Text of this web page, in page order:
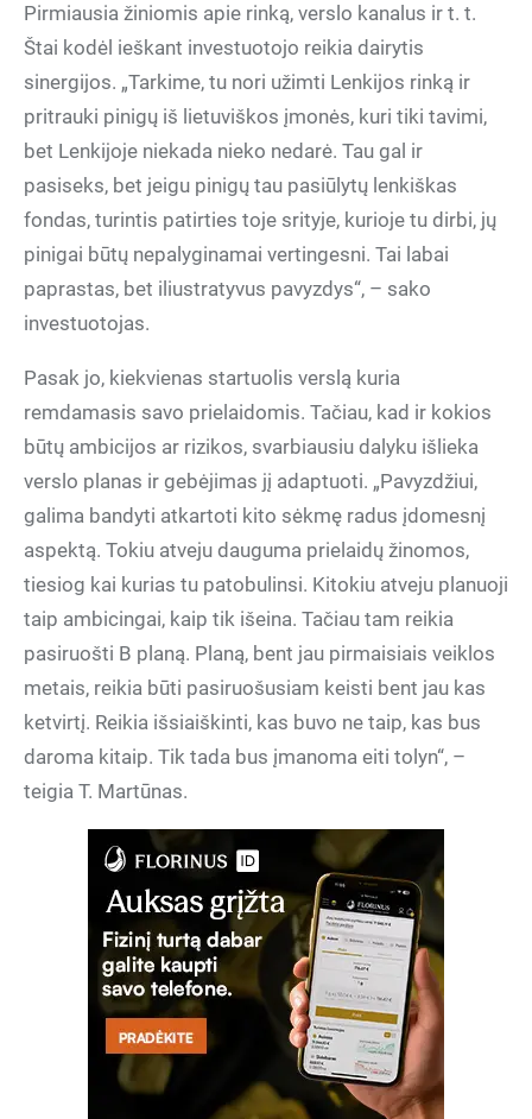
Pirmiausia žiniomis apie rinką, verslo kanalus ir t. t.
Štai kodėl ieškant investuotojo reikia dairytis
sinergijos. „Tarkime, tu nori užimti Lenkijos rinką ir
pritrauki pinigų iš lietuviškos įmonės, kuri tiki tavimi,
bet Lenkijoje niekada nieko nedarė. Tau gal ir
pasiseks, bet jeigu pinigų tau pasiūlytų lenkiškas
fondas, turintis patirties toje srityje, kurioje tu dirbi, jų
pinigai būtų nepalyginamai vertingesni. Tai labai
paprastas, bet iliustratyvus pavyzdys“, – sako
investuotojas.
Pasak jo, kiekvienas startuolis verslą kuria
remdamasis savo prielaidomis. Tačiau, kad ir kokios
būtų ambicijos ar rizikos, svarbiausiu dalyku išlieka
verslo planas ir gebėjimas jį adaptuoti. „Pavyzdžiui,
galima bandyti atkartoti kito sėkmę radus įdomesnį
aspektą. Tokiu atveju dauguma prielaidų žinomos,
tiesiog kai kurias tu patobulinsi. Kitokiu atveju planuoji
taip ambicingai, kaip tik išeina. Tačiau tam reikia
pasiruošti B planą. Planą, bent jau pirmaisiais veiklos
metais, reikia būti pasiruošusiam keisti bent jau kas
ketvirtį. Reikia išsiaiškinti, kas buvo ne taip, kas bus
daroma kitaip. Tik tada bus įmanoma eiti tolyn“, –
teigia T. Martūnas.